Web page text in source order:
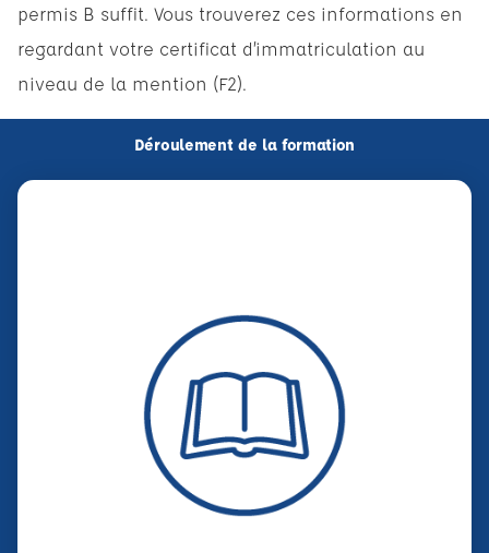
permis B suffit. Vous trouverez ces informations en
regardant votre certificat d’immatriculation au
niveau de la mention (F2).
Déroulement de la formation